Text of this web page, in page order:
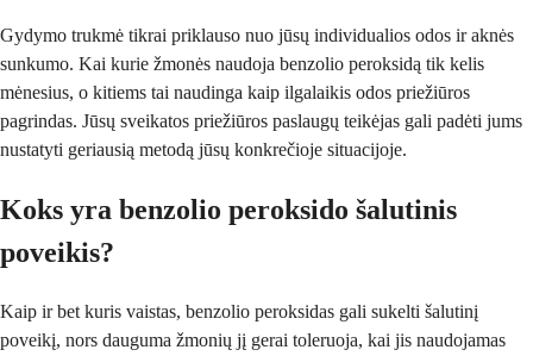
Gydymo trukmė tikrai priklauso nuo jūsų individualios odos ir aknės
sunkumo. Kai kurie žmonės naudoja benzolio peroksidą tik kelis
mėnesius, o kitiems tai naudinga kaip ilgalaikis odos priežiūros
pagrindas. Jūsų sveikatos priežiūros paslaugų teikėjas gali padėti jums
nustatyti geriausią metodą jūsų konkrečioje situacijoje.
Koks yra benzolio peroksido šalutinis
poveikis?
Kaip ir bet kuris vaistas, benzolio peroksidas gali sukelti šalutinį
poveikį, nors dauguma žmonių jį gerai toleruoja, kai jis naudojamas